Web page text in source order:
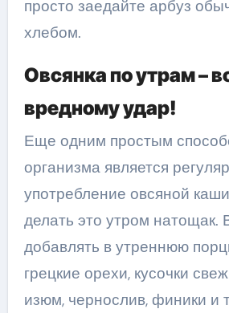
просто заедайте арбуз
хлебом.
Овсянка по утрам –
вредному удар!
Еще одним простым
организма является
употребление овсяной
делать это утром натощак.
добавлять в утреннюю
грецкие орехи, кусочки
изюм, чернослив, финики и